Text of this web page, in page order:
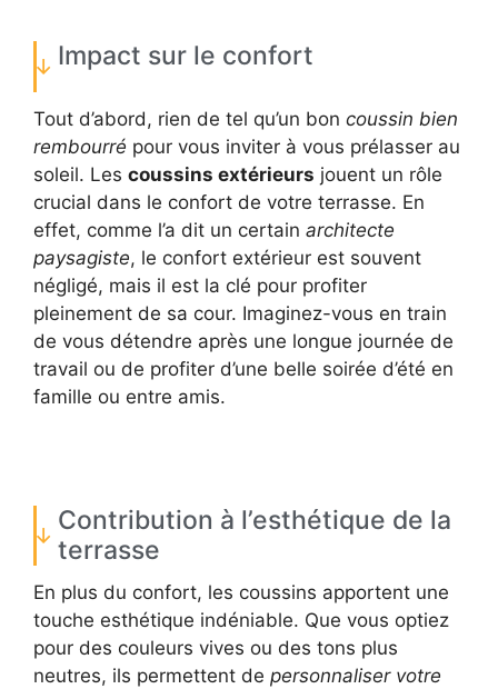
Impact sur le confort
Tout d’abord, rien de tel qu’un bon coussin bien
rembourré pour vous inviter à vous prélasser au
soleil. Les coussins extérieurs jouent un rôle
crucial dans le confort de votre terrasse. En
effet, comme l’a dit un certain architecte
paysagiste, le confort extérieur est souvent
négligé, mais il est la clé pour profiter
pleinement de sa cour. Imaginez-vous en train
de vous détendre après une longue journée de
travail ou de profiter d’une belle soirée d’été en
famille ou entre amis.
Contribution à l’esthétique de la
terrasse
En plus du confort, les coussins apportent une
touche esthétique indéniable. Que vous optiez
pour des couleurs vives ou des tons plus
neutres, ils permettent de personnaliser votre